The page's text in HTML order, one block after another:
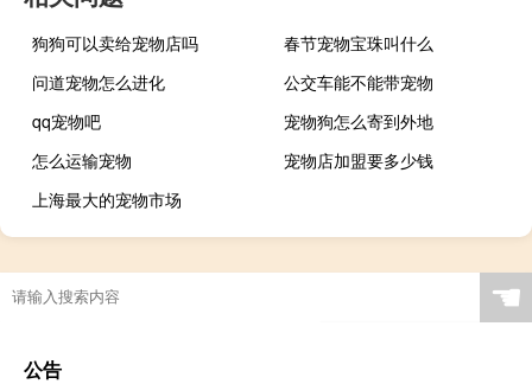
狗狗可以卖给宠物店吗
春节宠物宝珠叫什么
问道宠物怎么进化
公交车能不能带宠物
qq宠物吧
宠物狗怎么寄到外地
怎么运输宠物
宠物店加盟要多少钱
上海最大的宠物市场
☚
公告